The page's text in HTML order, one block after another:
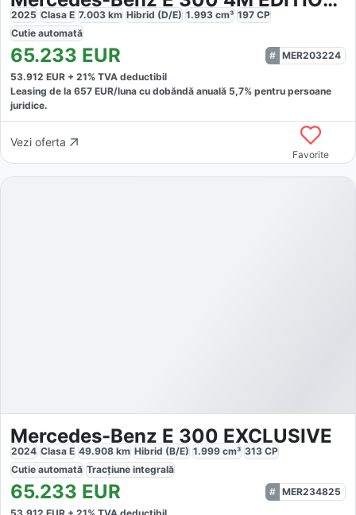
2025 Clasa E 7.003 km Hibrid (D/E) 1.993 cm³ 197 CP
Cutie automată
65.233 EUR
MER203224
53.912 EUR + 21% TVA deductibil
Leasing de la 657 EUR/luna cu dobăndă anuală 5,7% pentru persoane
juridice.
Vezi oferta
Favorite
Mercedes-Benz E 300 EXCLUSIVE
2024 Clasa E 49.908 km Hibrid (B/E) 1.999 cm³ 313 CP
Cutie automată Tracțiune integrală
65.233 EUR
MER234825